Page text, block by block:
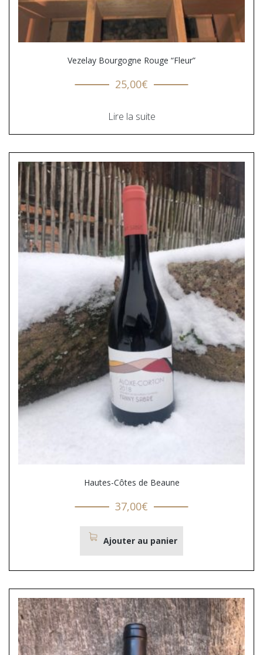
Vezelay Bourgogne Rouge “Fleur”
25,00€
Lire la suite
Hautes-Côtes de Beaune
37,00€
Ajouter au panier